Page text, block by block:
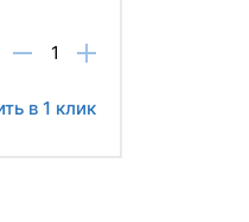
в 1 клик